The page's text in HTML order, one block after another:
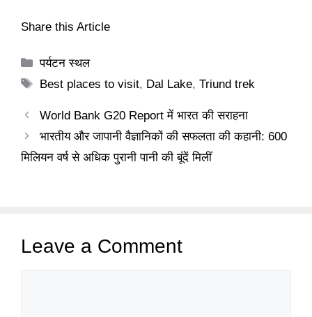
Share this Article
Categories
पर्यटन स्थल
Tags
Best places to visit, Dal Lake,Triund trek
World Bank G20 Report में भारत की सराहना
भारतीय और जापानी वैज्ञानिकों की सफलता की कहानी: 600
मिलियन वर्ष से अधिक पुरानी पानी की बूंदें मिलीं
Leave a Comment